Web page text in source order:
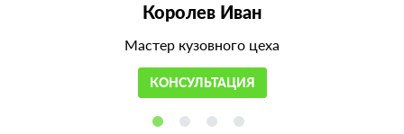
Королев Иван
Мастер кузовного цеха
КОНСУЛЬТАЦИЯ